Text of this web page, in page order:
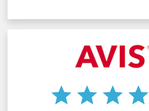
star star star star